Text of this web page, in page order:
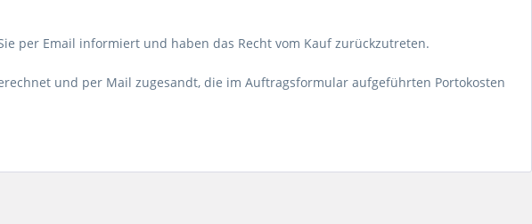
per Email informiert und haben das Recht vom Kauf zurückzutreten.
und per Mail zugesandt, die im Auftragsformular aufgeführten Portokosten